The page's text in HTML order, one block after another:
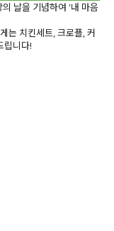
날을 기념하여 '내 마음
는 치킨세트, 크로플, 커
립니다!